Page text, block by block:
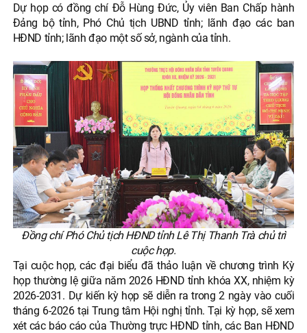
Dự họp có đồng chí Đỗ Hùng Đức, Ủy viên Ban Chấp hành
Đảng bộ tỉnh, Phó Chủ tịch UBND tỉnh; lãnh đạo các ban
HĐND tỉnh; lãnh đạo một số sở, ngành của tỉnh.
Đồng chí Phó Chủ tịch HĐND tỉnh Lê Thị Thanh Trà chủ trì
cuộc họp.
Tại cuộc họp, các đại biểu đã thảo luận về chương trình Kỳ
họp thường lệ giữa năm 2026 HĐND tỉnh khóa XX, nhiệm kỳ
2026-2031. Dự kiến kỳ họp sẽ diễn ra trong 2 ngày vào cuối
tháng 6-2026 tại Trung tâm Hội nghị tỉnh. Tại kỳ họp, sẽ xem
xét các báo cáo của Thường trực HĐND tỉnh, các Ban HĐND